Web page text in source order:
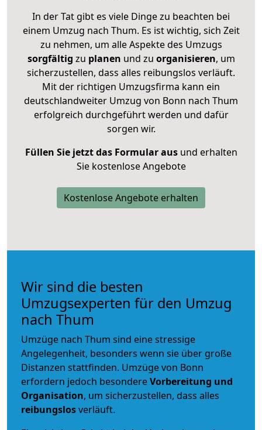
In der Tat gibt es viele Dinge zu beachten bei
einem Umzug nach Thum. Es ist wichtig, sich Zeit
zu nehmen, um alle Aspekte des Umzugs
sorgfältig zu planen und zu organisieren, um
sicherzustellen, dass alles reibungslos verläuft.
Mit der richtigen Umzugsfirma kann ein
deutschlandweiter Umzug von Bonn nach Thum
erfolgreich durchgeführt werden und dafür
sorgen wir.
Füllen Sie jetzt das Formular ausund erhalten
Sie kostenlose Angebote
Kostenlose Angebote erhalten
Wir sind die besten
Umzugsexperten für den Umzug
nach Thum
Umzüge nach Thum sind eine stressige
Angelegenheit, besonders wenn sie über große
Distanzen stattfinden. Umzüge von Bonn
erfordern jedoch besondereVorbereitung und
Organisation, um sicherzustellen, dass alles
reibungslosverläuft.